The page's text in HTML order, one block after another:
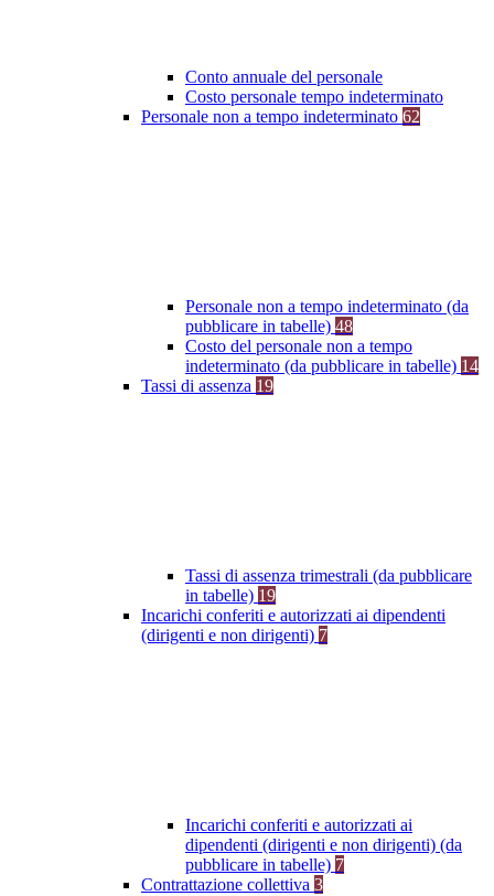
Conto annuale del personale
Costo personale tempo indeterminato
Personale non a tempo indeterminato 62
Personale non a tempo indeterminato (da
pubblicare in tabelle) 48
Costo del personale non a tempo
indeterminato (da pubblicare in tabelle) 14
Tassi di assenza 19
Tassi di assenza trimestrali (da pubblicare
in tabelle) 19
Incarichi conferiti e autorizzati ai dipendenti
(dirigenti e non dirigenti) 7
Incarichi conferiti e autorizzati ai
dipendenti (dirigenti e non dirigenti) (da
pubblicare in tabelle) 7
Contrattazione collettiva 3